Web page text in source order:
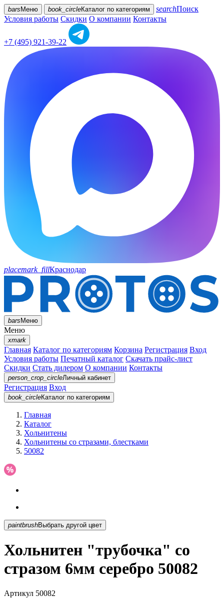
bars Меню book_circleКаталог по категориям searchПоиск
Условия работы Скидки О компании Контакты
+7 (495) 921-39-22
placemark_fillКраснодар
barsМеню
Меню
xmark
Главная Каталог по категориям Корзина Регистрация Вход
Условия работы Печатный каталог Скачать прайс-лист
Скидки Стать дилером О компании Контакты
person_crop_circleЛичный кабинет
Регистрация Вход
book_circleКаталог по категориям
Главная
Каталог
Хольнитены
Хольнитены со стразами, блестками
50082
paintbrush Выбрать другой цвет
Хольнитен "трубочка" со
стразом 6мм серебро 50082
Артикул 50082